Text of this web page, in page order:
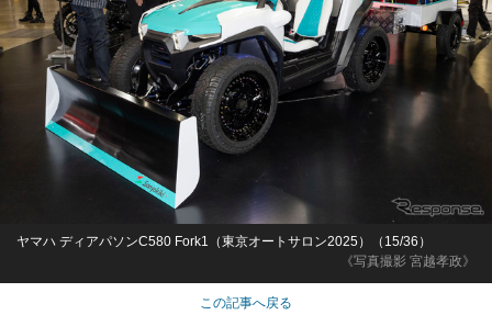
《写真撮影 宮越孝政》
ヤマハ ディアパソンC580 Fork1（東京オートサロン2025）（15/36）
この記事へ戻る